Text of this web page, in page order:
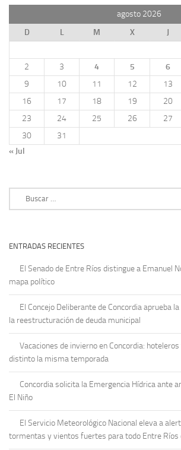
agosto 2026
D
L M X J
2
3 4 5 6
9
10 11 12 13
16
17 18 19 20
23
24 25 26 27
30
31
« Jul
ENTRADAS RECIENTES
El Senado de Entre Ríos distingue a Emanuel
mapa político
El Concejo Deliberante de Concordia aprueba
la reestructuración de deuda municipal
Vacaciones de invierno en Concordia:
distinto la misma temporada
Concordia solicita la Emergencia Hídrica ante
El Niño
El Servicio Meteorológico Nacional eleva a
tormentas y vientos fuertes para todo Entre Ríos